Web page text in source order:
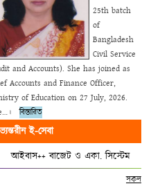
25th batch
of
Bangladesh
Civil Service
and Accounts). She has joined as
Accounts and Finance Officer,
of Education on 27 July, 2026.
বিস্তারিত
ই-সেবা
আইবাস++ বাজেট ও একা. সিস্টেম
সকল